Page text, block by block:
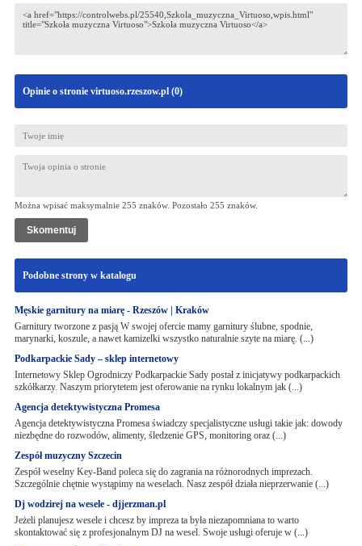
Opinie o stronie virtuoso.rzeszow.pl (0)
Można wpisać maksymalnie 255 znaków. Pozostało 255 znaków.
Podobne strony w katalogu
Męskie garnitury na miarę - Rzeszów | Kraków
Garnitury tworzone z pasją W swojej ofercie mamy garnitury ślubne, spodnie,
marynarki, koszule, a nawet kamizelki wszystko naturalnie szyte na miarę. (...)
Podkarpackie Sady – sklep internetowy
Internetowy Sklep Ogrodniczy Podkarpackie Sady postał z inicjatywy podkarpackich
szkółkarzy. Naszym priorytetem jest oferowanie na rynku lokalnym jak (...)
Agencja detektywistyczna Promesa
Agencja detektywistyczna Promesa świadczy specjalistyczne usługi takie jak: dowody
niezbędne do rozwodów, alimenty, śledzenie GPS, monitoring oraz (...)
Zespół muzyczny Szczecin
Zespół weselny Key-Band poleca się do zagrania na różnorodnych imprezach.
Szczególnie chętnie wystąpimy na weselach. Nasz zespół działa nieprzerwanie (...)
Dj wodzirej na wesele - djjerzman.pl
Jeżeli planujesz wesele i chcesz by impreza ta była niezapomniana to warto
skontaktować się z profesjonalnym DJ na wesel. Swoje usługi oferuje w (...)